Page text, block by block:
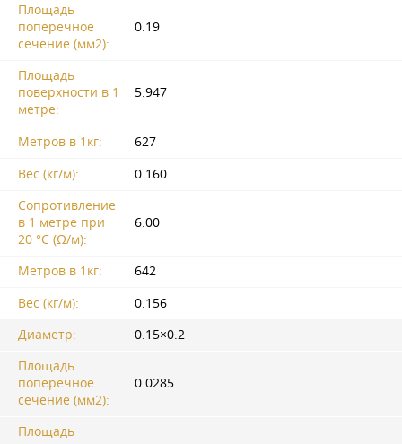
Площадь
поперечное
сечение (мм2):
0.19
Площадь
поверхности в 1
метре:
5.947
Метров в 1кг:
627
Вес (кг/м):
0.160
Сопротивление
в 1 метре при
20 °C (Ω/м):
6.00
Метров в 1кг:
642
Вес (кг/м):
0.156
Диаметр:
0.15×0.2
Площадь
поперечное
сечение (мм2):
0.0285
Площадь